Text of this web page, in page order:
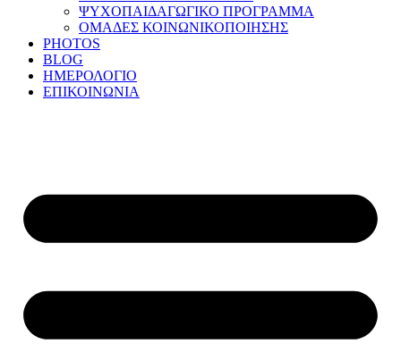
ΨΥΧΟΠΑΙΔΑΓΩΓΙΚΟ ΠΡΟΓΡΑΜΜΑ
ΟΜΑΔΕΣ ΚΟΙΝΩΝΙΚΟΠΟΙΗΣΗΣ
PHOTOS
BLOG
ΗΜΕΡΟΛΟΓΙΟ
ΕΠΙΚΟΙΝΩΝΙΑ